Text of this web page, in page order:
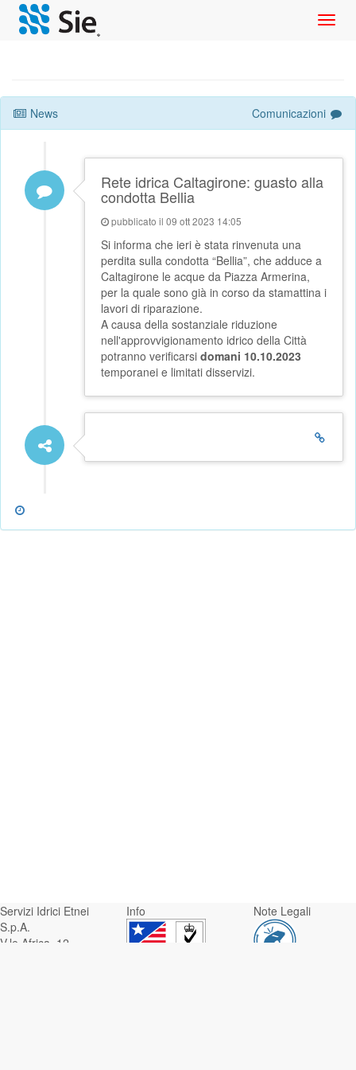
News Comunicazioni
Rete idrica Caltagirone: guasto alla
condotta Bellia
pubblicato il 09 ott 2023 14:05
Si informa che ieri è stata rinvenuta una
perdita sulla condotta “Bellia”, che adduce a
Caltagirone le acque da Piazza Armerina,
per la quale sono già in corso da stamattina i
lavori di riparazione.
A causa della sostanziale riduzione
nell'approvvigionamento idrico della Città
potranno verificarsi domani 10.10.2023
temporanei e limitati disservizi.
Servizi Idrici Etnei
S.p.A.
V.le Africa, 12 -
Info Note Legali